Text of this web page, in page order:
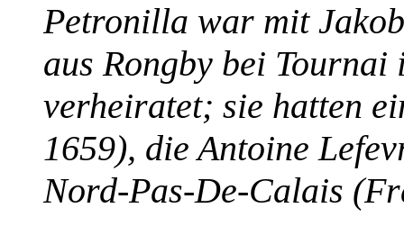
Petronilla war mit
aus Rongby bei Tournai
verheiratet; sie hatten
1659), die Antoine
Nord-Pas-De-Calais